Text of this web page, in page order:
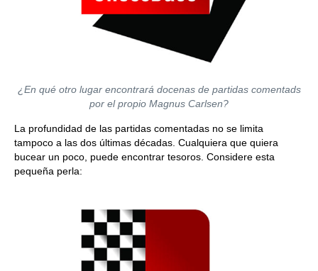
¿En qué otro lugar encontrará docenas de partidas comentads
por el propio Magnus Carlsen?
La profundidad de las partidas comentadas no se limita
tampoco a las dos últimas décadas. Cualquiera que quiera
bucear un poco, puede encontrar tesoros. Considere esta
pequeña perla: